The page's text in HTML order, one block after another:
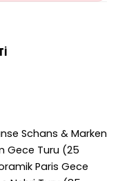
Schans & Marken
Gece Turu (25
Paris Gece